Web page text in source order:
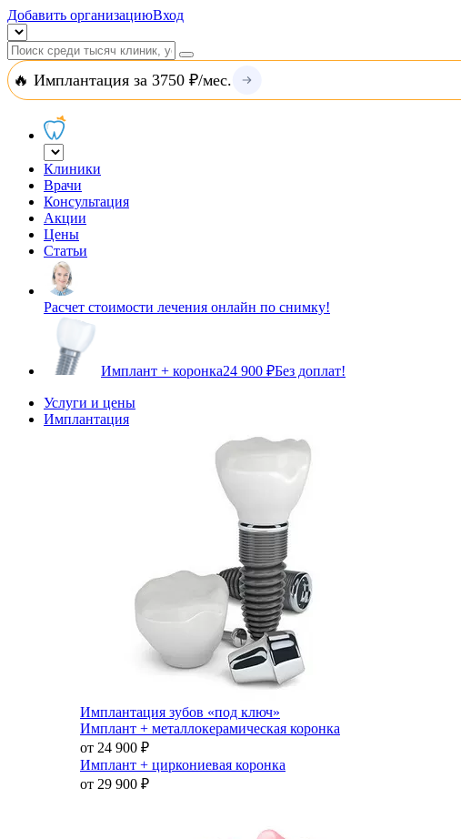
Добавить организациюВход
🔥 Имплантация за 3750 ₽/мес.
Клиники
Врачи
Консультация
Акции
Цены
Статьи
Расчет стоимости лечения онлайн по снимку!
Имплант + коронка24 900 ₽Без доплат!
Услуги и цены
Имплантация
Имплантация зубов «под ключ»
Имплант + металлокерамическая коронка
от 24 900 ₽
Имплант + циркониевая коронка
от 29 900 ₽